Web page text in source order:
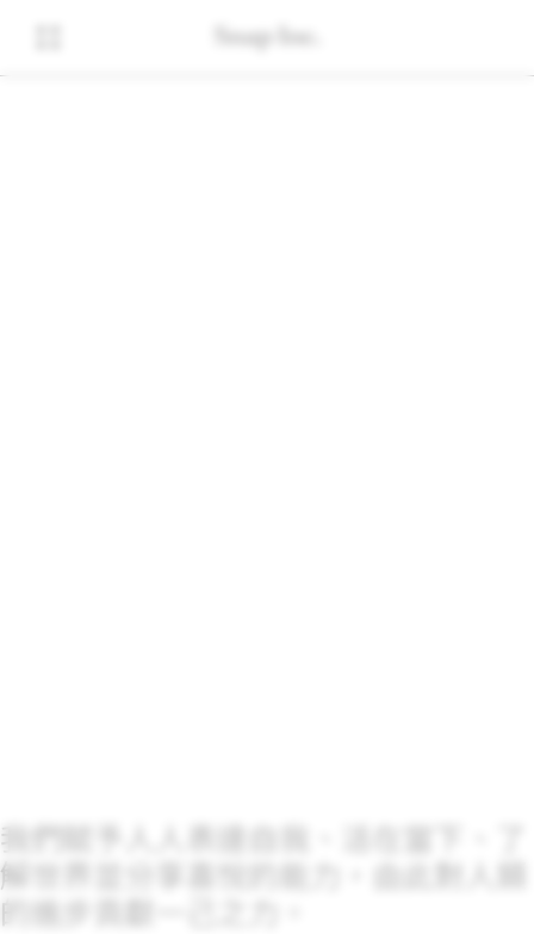
我們賦予人人表達自我、活在當下、了
解世界並分享喜悅的能力，由此對人類
的進步貢獻一己之力。